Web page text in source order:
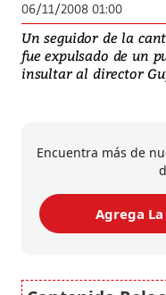
06/11/2008 01:00
Un seguidor de la
fue expulsado de un
insultar al director
Encuentra más de
Agrega